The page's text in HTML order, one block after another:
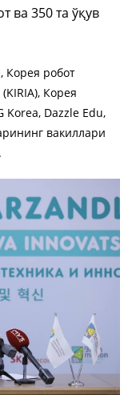
ва 350 та ўқув
Корея робот
Корея
Korea, Dazzle Edu,
вакиллари